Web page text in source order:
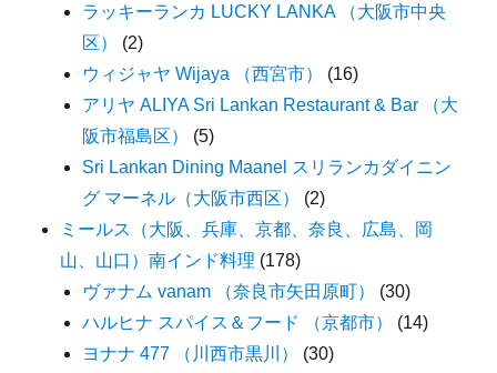
ラッキーランカ LUCKY LANKA （大阪市中央
区）
(2)
ウィジャヤ Wijaya （西宮市）
(16)
アリヤ ALIYA Sri Lankan Restaurant & Bar （大
阪市福島区）
(5)
Sri Lankan Dining Maanel スリランカダイニン
グ マーネル（大阪市西区）
(2)
ミールス（大阪、兵庫、京都、奈良、広島、岡
山、山口）南インド料理 (178)
ヴァナム vanam （奈良市矢田原町）
(30)
ハルヒナ スパイス＆フード （京都市）
(14)
ヨナナ 477 （川西市黒川）
(30)